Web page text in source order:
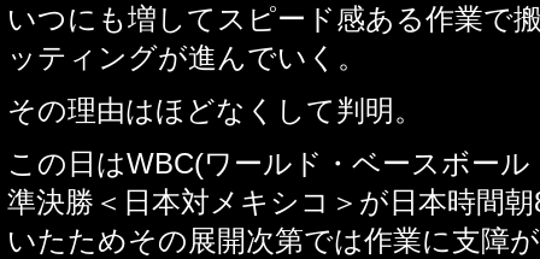
いつにも増してスピード感ある作業で
ッティングが進んでいく。
その理由はほどなくして判明。
この日はWBC(ワールド・ベースボー
準決勝＜日本対メキシコ＞が日本時間朝
いたためその展開次第では作業に支障